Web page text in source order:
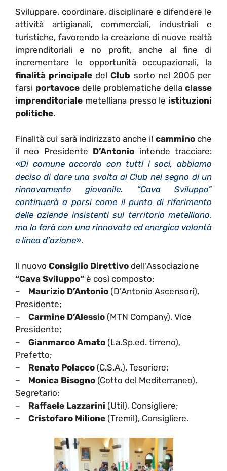
Sviluppare, coordinare, disciplinare e difendere le
attività artigianali, commerciali, industriali e
turistiche, favorendo la creazione di nuove realtà
imprenditoriali e no profit, anche al fine di
incrementare le opportunità occupazionali, la
finalità principale delClub sorto nel 2005 per
farsi portavoce delle problematiche dellaclasse
imprenditoriale metelliana presso le istituzioni
politiche.
Finalità cui sarà indirizzato anche il camminoche
il neo Presidente D’Antonio intende tracciare:
«Di comune accordo con tutti i soci, abbiamo
deciso di dare una svolta al Club nel segno di un
rinnovamento giovanile. “Cava Sviluppo”
continuerà a porsi come il punto di riferimento
delle aziende insistenti sul territorio metelliano,
ma lo farà con una rinnovata ed energica volontà
e linea d’azione».
Il nuovo Consiglio Direttivo dell’Associazione
“Cava Sviluppo” è così composto:
– Maurizio D’Antonio (D’Antonio Ascensori),
Presidente;
– Carmine D’Alessio (MTN Company), Vice
Presidente;
– Gianmarco Amato (La.Sp.ed. tirreno),
Prefetto;
– Renato Polacco (C.S.A.), Tesoriere;
– Monica Bisogno (Cotto del Mediterraneo),
Segretario;
– Raffaele Lazzarini (Util), Consigliere;
– Cristofaro Milione (Tremil), Consigliere.